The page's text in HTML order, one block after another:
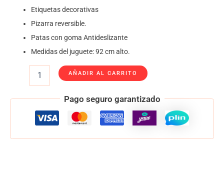
Etiquetas decorativas
Pizarra reversible.
Patas con goma Antideslizante
Medidas del juguete: 92 cm alto.
AÑADIR AL CARRITO
Pago seguro garantizado